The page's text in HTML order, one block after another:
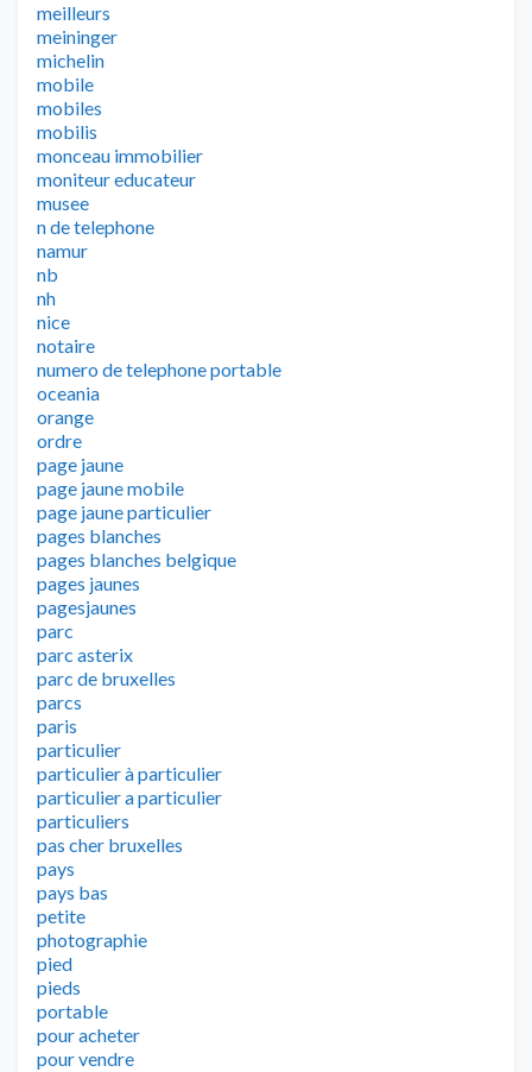
meilleurs
meininger
michelin
mobile
mobiles
mobilis
monceau immobilier
moniteur educateur
musee
n de telephone
namur
nb
nh
nice
notaire
numero de telephone portable
oceania
orange
ordre
page jaune
page jaune mobile
page jaune particulier
pages blanches
pages blanches belgique
pages jaunes
pagesjaunes
parc
parc asterix
parc de bruxelles
parcs
paris
particulier
particulier à particulier
particulier a particulier
particuliers
pas cher bruxelles
pays
pays bas
petite
photographie
pied
pieds
portable
pour acheter
pour vendre